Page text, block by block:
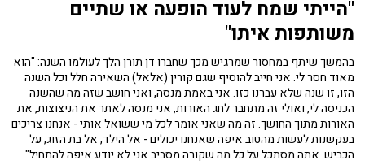
"הייתי שמח לעוד הופעה או שתיים
משותפות איתו"
בהמשך שיתף במחסור שמרגיש מכך שחברו דן תורן הלך לעולמו השנה: "הוא
מאוד חסר לי. אני חייב להוסיף שגם קורין (אלאל) השאירה חלל וכל השנה
הזו, זו שנה שלא עברנו כזו. אני באמת מנסה, ואני חושב שזה מה שהשנה
הכניסה לי, ואולי זה מתחבר לחג האורות, אני מנסה לאתר את הניצוצות, את
האורות מתוך החושך. זה מה שאני אומר לכל מי ששואל אותי - אנחנו צריכים
בעקשנות לעשות מהטוב איפה שאנחנו יכולים - אל הילד, אל בת הזוג, על
הכביש. אתה מסתכל על כל מה שקורה מסביב אני לא יודע איפה להתחיל".